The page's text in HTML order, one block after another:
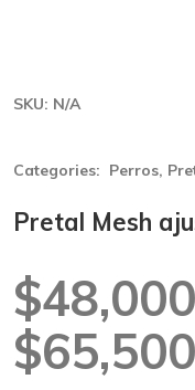
SKU: N/A
Categories: Perros,
Pretal Mesh
$
$
Rango
de